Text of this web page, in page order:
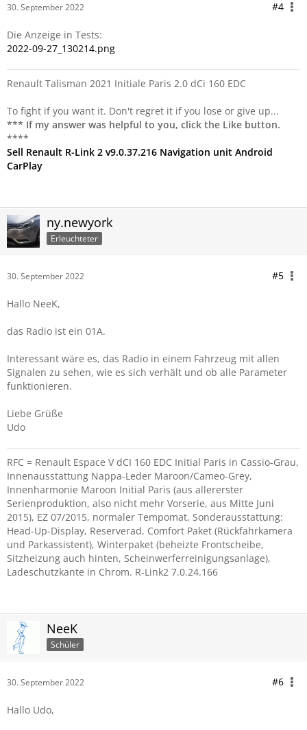
30. September 2022 #4
Die Anzeige in Tests:
2022-09-27_130214.png
Renault Talisman 2021 Initiale Paris 2.0 dCi 160 EDC
To fight if you want it. Don't regret it if you lose or give up...
*** If my answer was helpful to you, click the Like button.
****
Sell Renault R-Link 2 v9.0.37.216 Navigation unit Android
CarPlay
ny.newyork
Erleuchteter
30. September 2022 #5
Hallo NeeK,
das Radio ist ein 01A.
Interessant wäre es, das Radio in einem Fahrzeug mit allen
Signalen zu sehen, wie es sich verhält und ob alle Parameter
funktionieren.
Liebe Grüße
Udo
RFC = Renault Espace V dCI 160 EDC Initial Paris in Cassio-Grau,
Innenausstattung Nappa-Leder Maroon/Cameo-Grey,
Innenharmonie Maroon Initial Paris (aus allererster
Serienproduktion, also nicht mehr Vorserie, aus Mitte Juni
2015), EZ 07/2015, normaler Tempomat, Sonderausstattung:
Head-Up-Display, Reserverad, Comfort Paket (Rückfahrkamera
und Parkassistent), Winterpaket (beheizte Frontscheibe,
Sitzheizung auch hinten, Scheinwerferreinigungsanlage),
Ladeschutzkante in Chrom. R-Link2 7.0.24.166
NeeK
Schüler
30. September 2022 #6
Hallo Udo,